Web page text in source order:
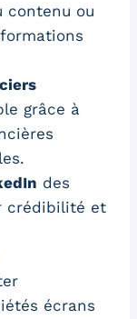
contenu ou
grâce à
des
crédibilité et
écrans